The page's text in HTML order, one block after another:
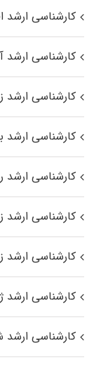
کارشناسی ارشد
کارشناسی ارشد
کارشناسی
کارشناسی ارشد
کارشناسی ارشد
کارشناسی
کارشناسی
کارشناسی ارشد
کارشناسی